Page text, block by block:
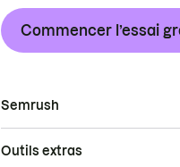
Commencer l’essai
Semrush
Outils extras